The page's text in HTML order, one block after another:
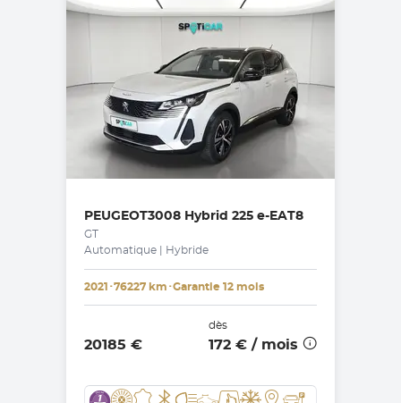
PEUGEOT3008 Hybrid 225 e-EAT8
GT
Automatique | Hybride
2021 ･76227 km ･Garantie 12 mois
20185 €
dès
172 € / mois